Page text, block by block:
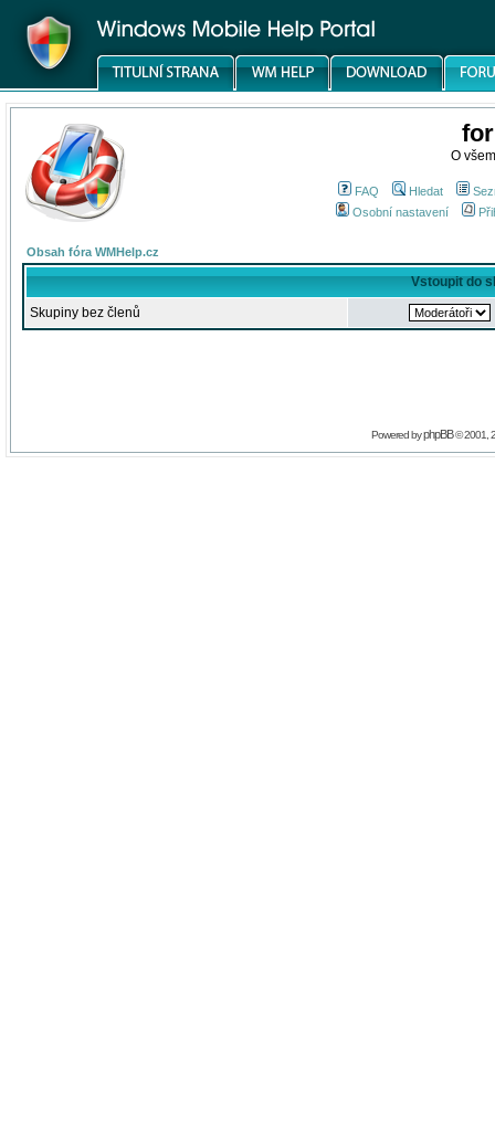
O
FAQ Hledat
Osobní nastavení
Obsah fóra WMHelp.cz
Vstoupit do
Skupiny bez členů
Powered byphpBB© 2001,